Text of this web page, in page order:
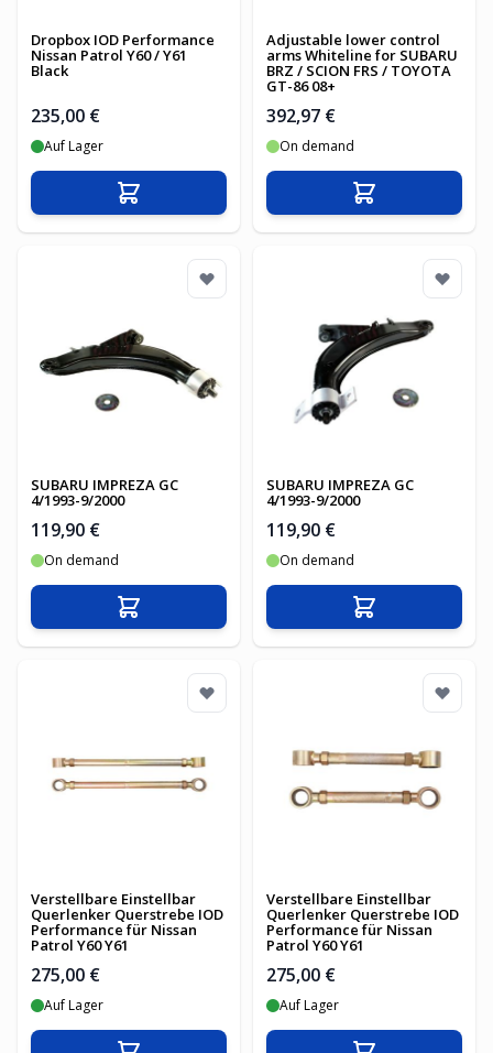
Dropbox IOD Performance
Nissan Patrol Y60 / Y61
Black
235,00 €
Auf Lager
In den Warenkorb
Adjustable lower control
arms Whiteline for SUBARU
BRZ / SCION FRS / TOYOTA
GT-86 08+
392,97 €
On demand
In den
SUBARU IMPREZA GC
4/1993-9/2000
119,90 €
On demand
In den Warenkorb
SUBARU IMPREZA GC
4/1993-9/2000
119,90 €
On demand
In den
Verstellbare Einstellbar
Querlenker Querstrebe IOD
Performance für Nissan
Patrol Y60 Y61
275,00 €
Auf Lager
Verstellbare Einstellbar
Querlenker Querstrebe IOD
Performance für Nissan
Patrol Y60 Y61
275,00 €
Auf Lager